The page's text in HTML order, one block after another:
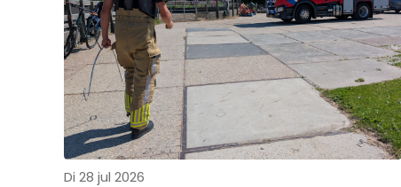
Di 28 jul 2026